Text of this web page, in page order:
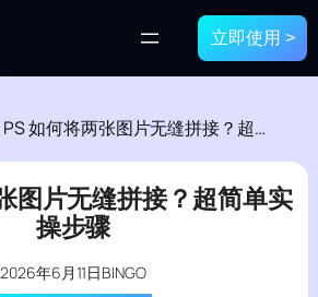
立即使用 >
PS 如何将两张图片无缝拼接？超简单实操步骤
图片无缝拼接？超简单实
操步骤
2026年6月11日BINGO